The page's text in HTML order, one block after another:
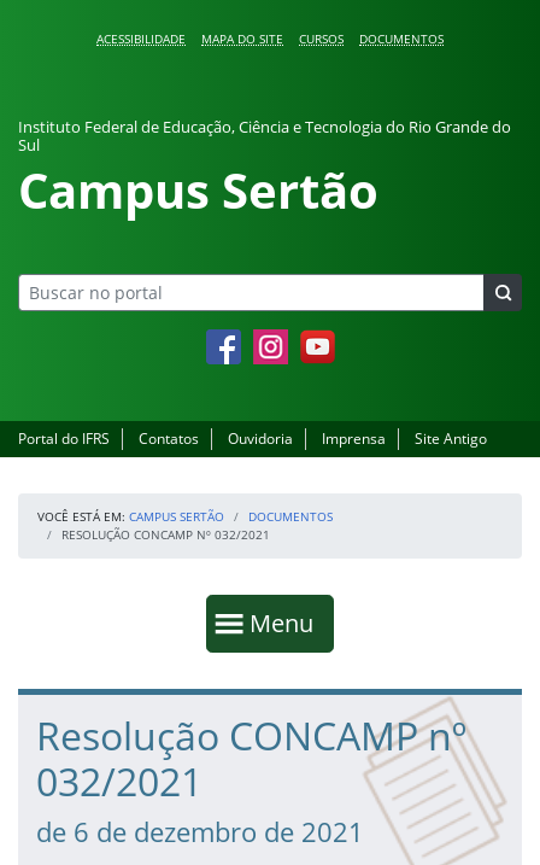
ACESSIBILIDADE MAPA DO SITE CURSOS DOCUMENTOS
Instituto Federal de Educação, Ciência e Tecnologia do Rio Grande do
Sul
Campus Sertão
FacebookInstagramYouTube
Portal do IFRS Contatos Ouvidoria Imprensa Site Antigo
VOCÊ ESTÁ EM: CAMPUS SERTÃO
DOCUMENTOS
RESOLUÇÃO CONCAMP Nº 032/2021
Mostrar
Menu
Fim da navegação
Início do conteúdo
Resolução CONCAMP nº
032/2021
de 6 de dezembro de 2021